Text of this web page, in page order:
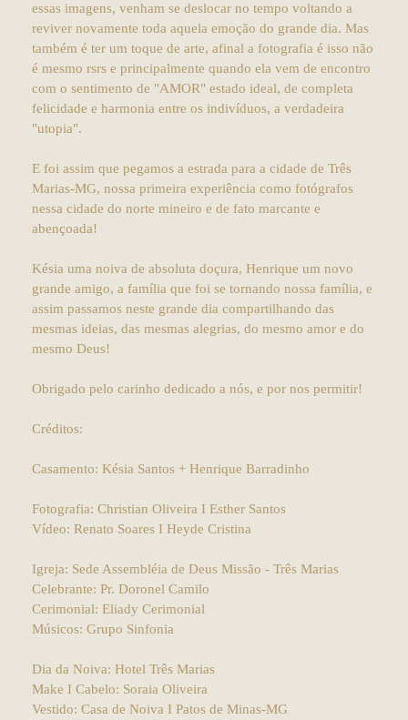
essas imagens, venham se deslocar no tempo voltando a
reviver novamente toda aquela emoção do grande dia. Mas
também é ter um toque de arte, afinal a fotografia é isso não
é mesmo rsrs e principalmente quando ela vem de encontro
com o sentimento de "AMOR" estado ideal, de completa
felicidade e harmonia entre os indivíduos, a verdadeira
"utopia".
E foi assim que pegamos a estrada para a cidade de Três
Marias-MG, nossa primeira experiência como fotógrafos
nessa cidade do norte mineiro e de fato marcante e
abençoada!
Késia uma noiva de absoluta doçura, Henrique um novo
grande amigo, a família que foi se tornando nossa família, e
assim passamos neste grande dia compartilhando das
mesmas ideias, das mesmas alegrias, do mesmo amor e do
mesmo Deus!
Obrigado pelo carinho dedicado a nós, e por nos permitir!
Créditos:
Casamento: Késia Santos + Henrique Barradinho
Fotografia: Christian Oliveira I Esther Santos
Vídeo: Renato Soares I Heyde Cristina
Igreja: Sede Assembléia de Deus Missão - Três Marias
Celebrante: Pr. Doronel Camilo
Cerimonial: Eliady Cerimonial
Músicos: Grupo Sinfonia
Dia da Noiva: Hotel Três Marias
Make I Cabelo: Soraia Oliveira
Vestido: Casa de Noiva I Patos de Minas-MG